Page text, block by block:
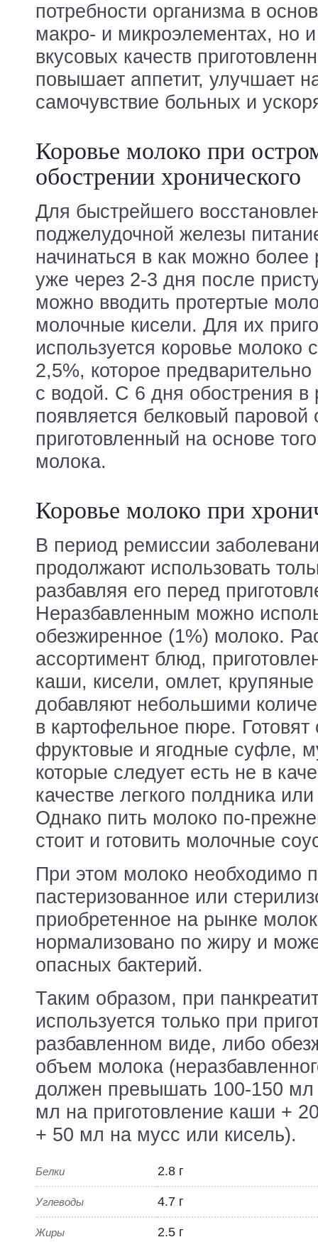
потребности организма в
макро- и микроэлементах, но
вкусовых качеств
повышает аппетит, улучшает
самочувствие больных и
Коровье молоко при
обострении хронического
Для быстрейшего
поджелудочной железы
начинаться в как можно
уже через 2-3 дня после
можно вводить протертые
молочные кисели. Для их
используется коровье молоко
2,5%, которое
с водой. С 6 дня обострения в
появляется белковый паровой
приготовленный на основе
молока.
Коровье молоко при
В период ремиссии
продолжают использовать
разбавляя его перед
Неразбавленным можно
обезжиренное (1%) молоко.
ассортимент блюд,
каши, кисели, омлет,
добавляют небольшими
в картофельное пюре.
фруктовые и ягодные суфле,
которые следует есть не в
качестве легкого полдника
Однако пить молоко по-
стоит и готовить молочные
При этом молоко необходимо
пастеризованное или
приобретенное на рынке
нормализовано по жиру и
опасных бактерий.
Таким образом, при
используется только при
разбавленном виде, либо
объем молока
должен превышать 100-150 мл
мл на приготовление каши +
+ 50 мл на мусс или кисель).
Белки 2.8 г
Углеводы 4.7 г
Жиры 2.5 г